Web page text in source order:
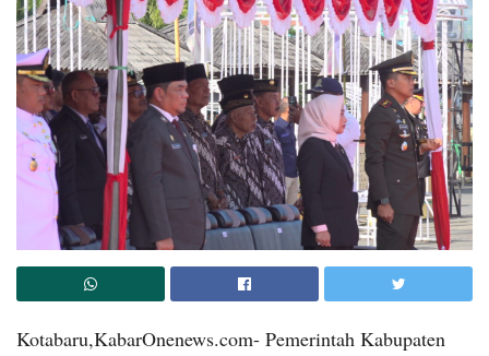
Kotabaru,KabarOnenews.com- Pemerintah Kabupaten